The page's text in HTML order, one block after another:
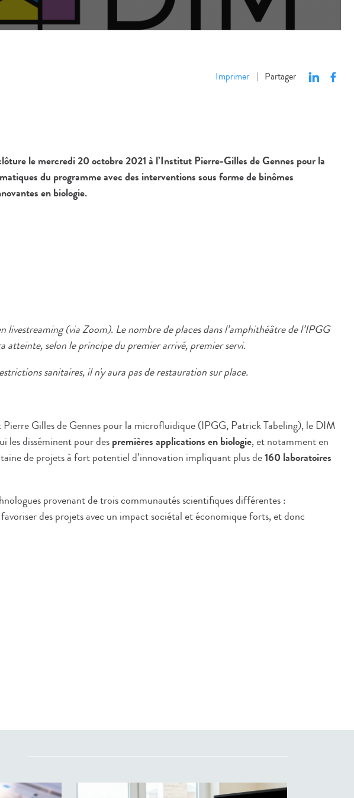
Imprimer | Partager
le mercredi 20 octobre 2021 à l’Institut Pierre-Gilles de Gennes pour la
du programme avec des interventions sous forme de binômes
en biologie.
(via Zoom). Le nombre de places dans l’amphithéâtre de l’IPGG
atteinte, selon le principe du premier arrivé, premier servi.
sanitaires, il n'y aura pas de restauration sur place.
Gilles de Gennes pour la microfluidique (IPGG, Patrick Tabeling), le DIM
les disséminent pour despremières applications en biologie, et notamment en
de projets à fort potentiel d’innovation impliquant plus de160 laboratoires
provenant de trois communautés scientifiques différentes :
des projets avec un impact sociétal et économique forts, et donc